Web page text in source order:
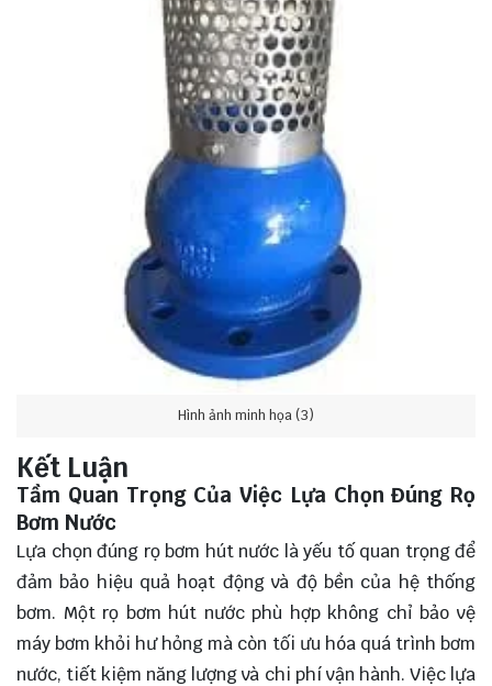
Hình ảnh minh họa (3)
Kết Luận
Tầm Quan Trọng Của Việc Lựa Chọn Đúng Rọ
Bơm Nước
Lựa chọn đúng rọ bơm hút nước là yếu tố quan trọng để
đảm bảo hiệu quả hoạt động và độ bền của hệ thống
bơm. Một rọ bơm hút nước phù hợp không chỉ bảo vệ
máy bơm khỏi hư hỏng mà còn tối ưu hóa quá trình bơm
nước, tiết kiệm năng lượng và chi phí vận hành. Việc lựa